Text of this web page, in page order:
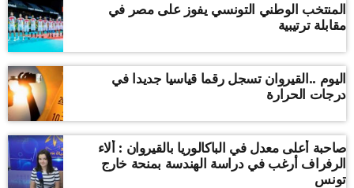
المنتخب الوطني التونسي يفوز على مصر في
مقابلة ترتيبية
اليوم ..القيروان تسجل رقما قياسيا جديدا في
درجات الحرارة
صاحبة أعلى معدل في الباكالوريا بالقيروان : ألاء
الرفراف أرغب في دراسة الهندسة بمنحة خارج
تونس